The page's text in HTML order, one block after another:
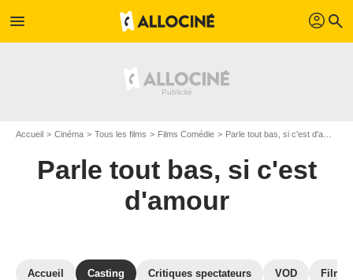
menu profil search
Accueil Cinéma Tous les films Films Comédie Parle tout bas, si c'est d'amour
Parle tout bas, si c'est
d'amour
Accueil Casting Critiques spectateurs VOD Films